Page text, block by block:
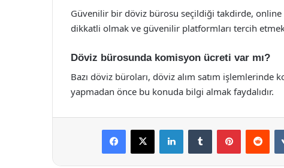
Güvenilir bir döviz bürosu seçildiği takdirde,
dikkatli olmak ve güvenilir platformları tercih
Döviz bürosunda komisyon ücreti var mı?
Bazı döviz büroları, döviz alım satım
yapmadan önce bu konuda bilgi almak faydalıdır.
Facebook
X LinkedInTumblr Pinterest